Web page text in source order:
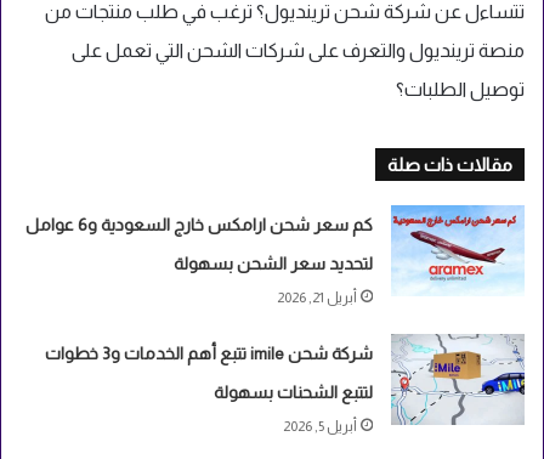
تتساءل عن شركة شحن ترينديول؟ ترغب في طلب منتجات من
منصة ترينديول والتعرف على شركات الشحن التي تعمل على
توصيل الطلبات؟
مقالات ذات صلة
كم سعر شحن ارامكس خارج السعودية و6 عوامل
لتحديد سعر الشحن بسهولة
أبريل 21, 2026
شركة شحن imile تتبع أهم الخدمات و3 خطوات
لتتبع الشحنات بسهولة
أبريل 5, 2026